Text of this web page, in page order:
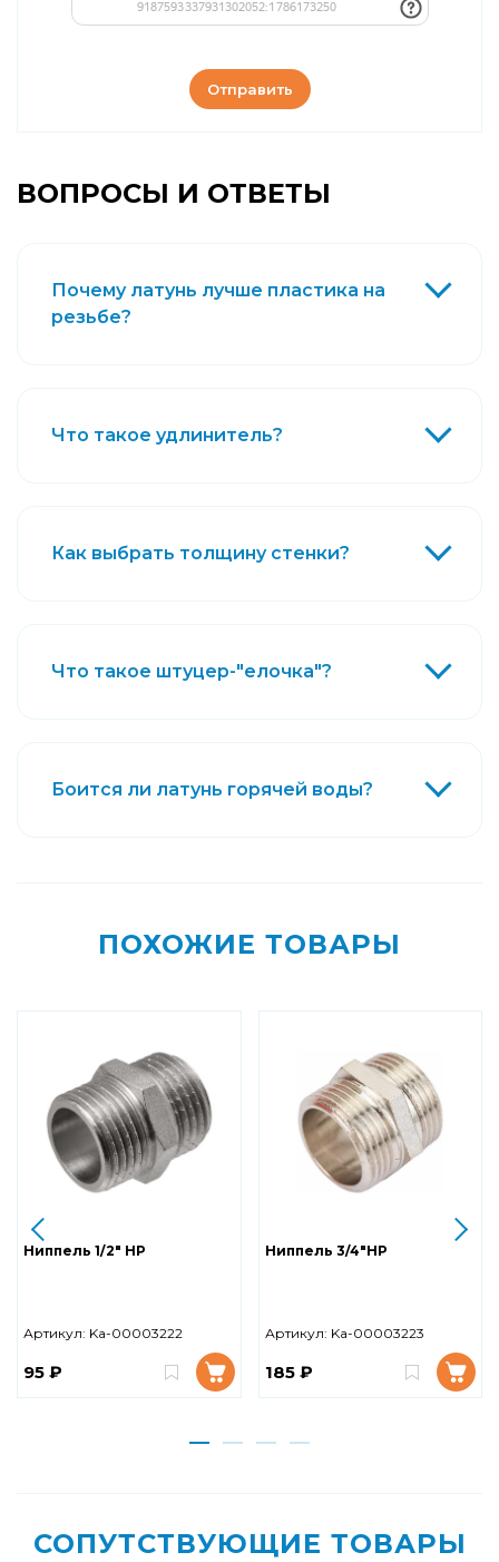
Отправить
ВОПРОСЫ И ОТВЕТЫ
Почему латунь лучше пластика на
резьбе?
Что такое удлинитель?
Как выбрать толщину стенки?
Что такое штуцер-"елочка"?
Боится ли латунь горячей воды?
ПОХОЖИЕ ТОВАРЫ
Ниппель 1/2" НР
Артикул: Ka-00003222
95 ₽
Ниппель 3/4"НР
Артикул: Ka-00003223
185 ₽
СОПУТСТВУЮЩИЕ ТОВАРЫ